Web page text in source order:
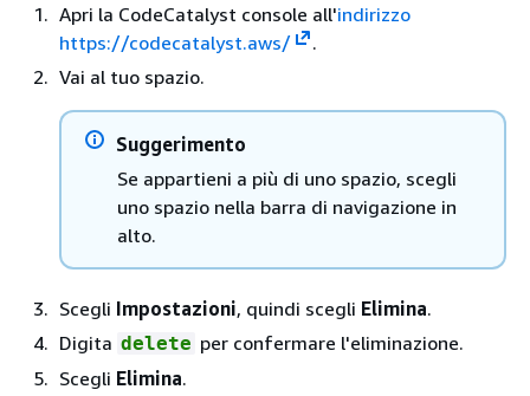
Apri la CodeCatalyst console all'indirizzo
https://codecatalyst.aws/
.
Vai al tuo spazio.
Suggerimento
Se appartieni a più di uno spazio, scegli
uno spazio nella barra di navigazione in
alto.
Scegli Impostazioni, quindi scegli Elimina.
Digita delete per confermare l'eliminazione.
Scegli Elimina.